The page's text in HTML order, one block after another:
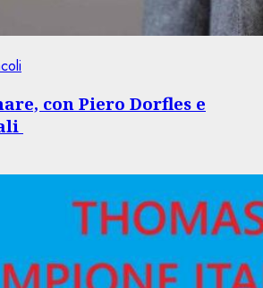
con Piero Dorfles e